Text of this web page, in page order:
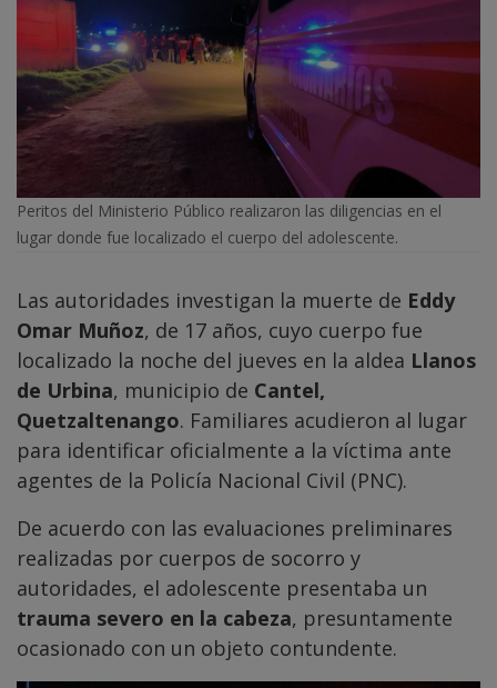
Peritos del Ministerio Público realizaron las diligencias en el
lugar donde fue localizado el cuerpo del adolescente.
Las autoridades investigan la muerte de Eddy
Omar Muñoz, de 17 años, cuyo cuerpo fue
localizado la noche del jueves en la aldea Llanos
de Urbina, municipio de Cantel,
Quetzaltenango. Familiares acudieron al lugar
para identificar oficialmente a la víctima ante
agentes de la Policía Nacional Civil (PNC).
De acuerdo con las evaluaciones preliminares
realizadas por cuerpos de socorro y
autoridades, el adolescente presentaba un
trauma severo en la cabeza, presuntamente
ocasionado con un objeto contundente.